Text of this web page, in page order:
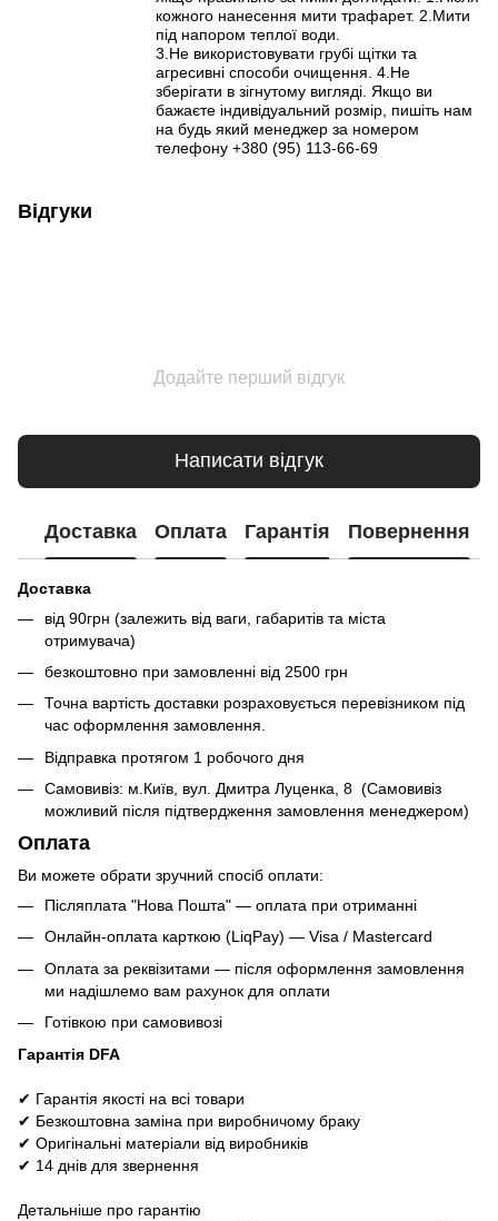
кожного нанесення мити трафарет. 2.Мити
під напором теплої води.
3.Не використовувати грубі щітки та
агресивні способи очищення. 4.Не
зберігати в зігнутому вигляді. Якщо ви
бажаєте індивідуальний розмір, пишіть нам
на будь який менеджер за номером
телефону +380 (95) 113-66-69
Відгуки
Додайте перший відгук
Написати відгук
Доставка Оплата Гарантія Повернення
Доставка
від 90грн (залежить від ваги, габаритів та міста
отримувача)
безкоштовно при замовленні від 2500 грн
Точна вартість доставки розраховується перевізником під
час оформлення замовлення.
Відправка протягом 1 робочого дня
Самовивіз: м.Київ, вул. Дмитра Луценка, 8 (Самовивіз
можливий після підтвердження замовлення менеджером)
Оплата
Ви можете обрати зручний спосіб оплати:
Післяплата "Нова Пошта" — оплата при отриманні
Онлайн-оплата карткою (LiqPay) — Visa / Mastercard
Оплата за реквізитами — після оформлення замовлення
ми надішлемо вам рахунок для оплати
Готівкою при самовивозі
Гарантія DFA
✔ Гарантія якості на всі товари
✔ Безкоштовна заміна при виробничому браку
✔ Оригінальні матеріали від виробників
✔ 14 днів для звернення
Детальніше про гарантію